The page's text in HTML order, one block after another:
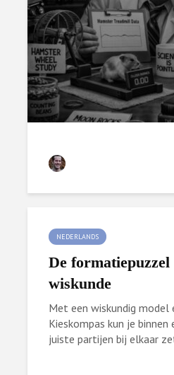
NEDERLANDS
De formatiepuzzel
wiskunde
Met een wiskundig model
Kieskompas kun je binnen
juiste partijen bij elkaar